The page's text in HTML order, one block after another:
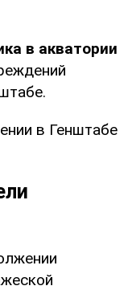
в акватории
в Генштабе